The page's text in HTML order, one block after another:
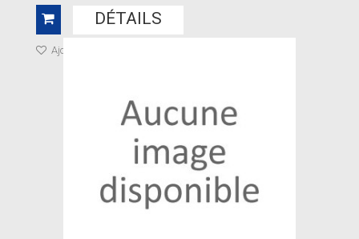
DÉTAILS
Ajouter à ma liste de cadeaux